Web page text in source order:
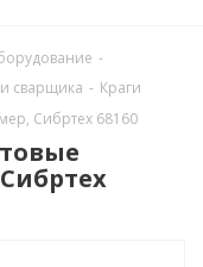
-
сварщика - Краги
Сибртех 68160